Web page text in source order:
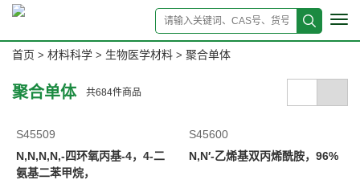
首页 > 材料科学 > 生物医学材料 > 聚合单体
聚合单体 共684件商品
S45509
N,N,N,N,-四环氧丙基-4，4-二
氨基二苯甲烷，
S45600
N,N′-乙烯基双丙烯酰胺，96%